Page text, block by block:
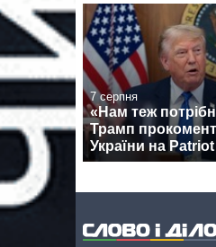
7 серпня
«Нам теж
Трамп
України на Patriot